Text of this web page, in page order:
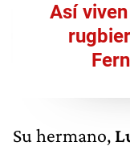
Así
Su hermano,